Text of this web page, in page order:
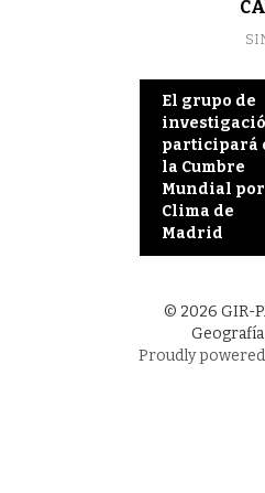
Post
El grupo de
participará
la Cumbre
Mundial
Clima de
Madrid
© 2026 GIR-
Proudly